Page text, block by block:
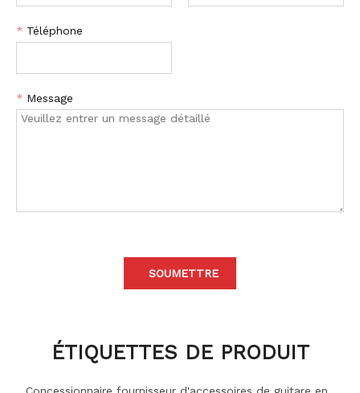
* Téléphone
* Message
SOUMETTRE
ÉTIQUETTES DE PRODUIT